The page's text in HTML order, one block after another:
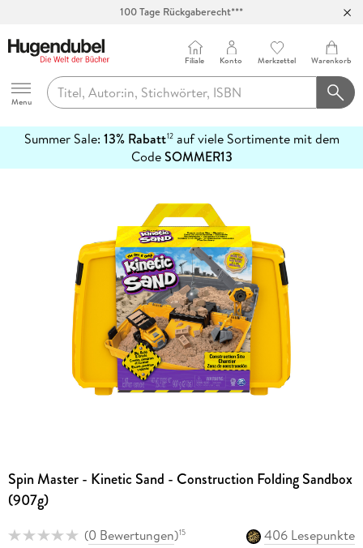
100 Tage Rückgaberecht***
Hugendubel
Menu
Filiale Konto Merkzettel Warenkorb
Summer Sale: 13% Rabatt12auf viele Sortimente mit dem
CodeSOMMER13
erfahren
Spin Master - Kinetic Sand - Construction Folding Sandbox
(907g)
(0 Bewertungen)15
406 Lesepunkte